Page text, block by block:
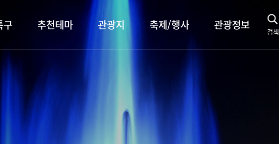
구 추천테마
행주산성
서오릉/서삼릉
장항습지
누리길
벚꽃명소
관광지 축제/행사
행사소개
프로그램 안내
관광정보
대표먹거리
전통시장
문화관광해설사 예약하기
해설사 공간
검색